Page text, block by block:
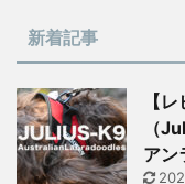
新着記事
【
（
アン